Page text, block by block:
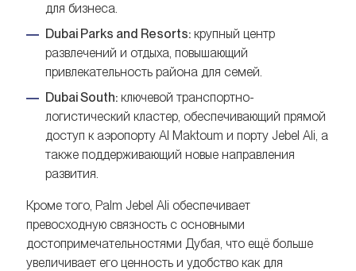
для бизнеса.
Dubai Parks and Resorts: крупный центр
развлечений и отдыха, повышающий
привлекательность района для семей.
Dubai South: ключевой транспортно-
логистический кластер, обеспечивающий прямой
доступ к аэропорту Al Maktoum и порту Jebel Ali, а
также поддерживающий новые направления
развития.
Кроме того, Palm Jebel Ali обеспечивает
превосходную связность с основными
достопримечательностями Дубая, что ещё больше
увеличивает его ценность и удобство как для